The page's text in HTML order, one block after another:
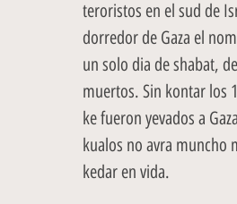
teroristos en el sud de
dorredor de Gaza el
un solo dia de shabat,
muertos. Sin kontar los
ke fueron yevados a
kualos no avra muncho
kedar en vida.